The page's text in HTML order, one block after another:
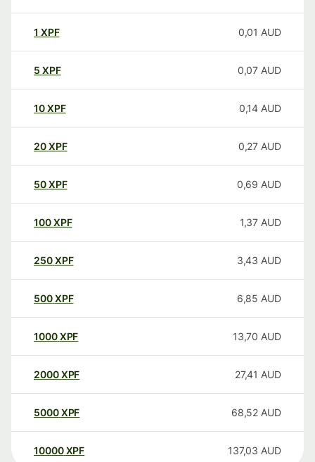
1 XPF 0,01 AUD
5 XPF 0,07 AUD
10XPF 0,14 AUD
20XPF 0,27 AUD
50XPF 0,69 AUD
100XPF 1,37 AUD
250XPF 3,43 AUD
500XPF 6,85 AUD
1000XPF 13,70 AUD
2000XPF 27,41 AUD
5000XPF 68,52 AUD
10000 XPF 137,03 AUD